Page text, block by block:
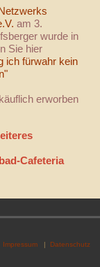
am 3.
wurde in
Sie hier
ich fürwahr kein
erworben
Cafeteria
Impressum | Datenschutz